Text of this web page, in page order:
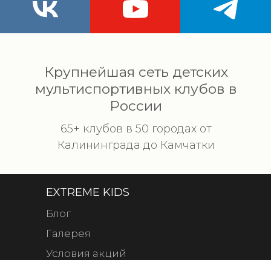
EXTREME KIDS
Крупнейшая сеть детских
мультиспортивных клубов в
России
65+ клубов в 50 городах от
Калининграда до Камчатки
Блог
Галерея
Условия акций